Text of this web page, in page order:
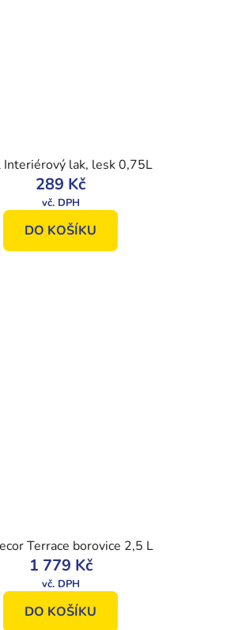
Interiérový lak, lesk 0,75L
289 Kč
DO KOŠÍKU
Terrace borovice 2,5 L
1 779 Kč
DO KOŠÍKU